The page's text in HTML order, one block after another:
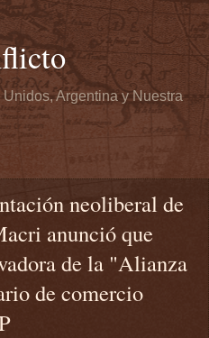
Argentina y Nuestra
neoliberal de
anunció que
de la "Alianza
de comercio